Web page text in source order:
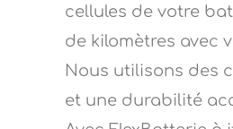
cellules de votre
de kilomètres avec
Nous utilisons des
et une durabilité